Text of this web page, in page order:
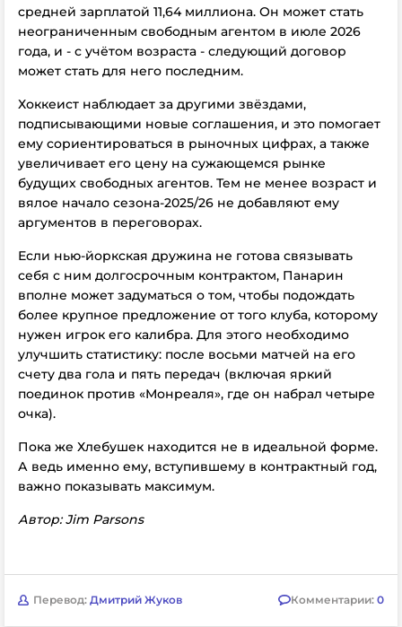
средней зарплатой 11,64 миллиона. Он может стать
неограниченным свободным агентом в июле 2026
года, и - с учётом возраста - следующий договор
может стать для него последним.
Хоккеист наблюдает за другими звёздами,
подписывающими новые соглашения, и это помогает
ему сориентироваться в рыночных цифрах, а также
увеличивает его цену на сужающемся рынке
будущих свободных агентов. Тем не менее возраст и
вялое начало сезона-2025/26 не добавляют ему
аргументов в переговорах.
Если нью-йоркская дружина не готова связывать
себя с ним долгосрочным контрактом, Панарин
вполне может задуматься о том, чтобы подождать
более крупное предложение от того клуба, которому
нужен игрок его калибра. Для этого необходимо
улучшить статистику: после восьми матчей на его
счету два гола и пять передач (включая яркий
поединок против «Монреаля», где он набрал четыре
очка).
Пока же Хлебушек находится не в идеальной форме.
А ведь именно ему, вступившему в контрактный год,
важно показывать максимум.
Автор: Jim Parsons
Перевод: Дмитрий Жуков Комментарии: 0